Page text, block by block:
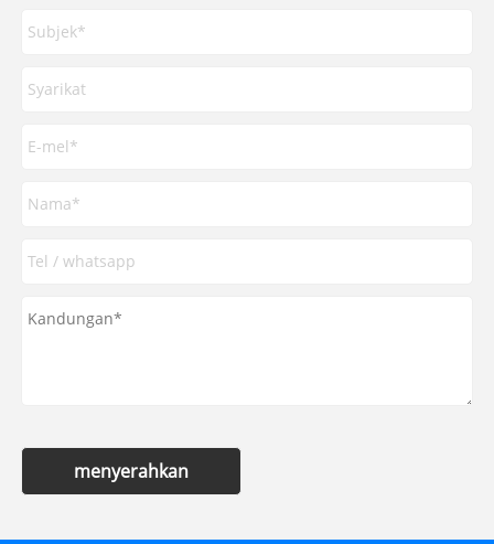
menyerahkan